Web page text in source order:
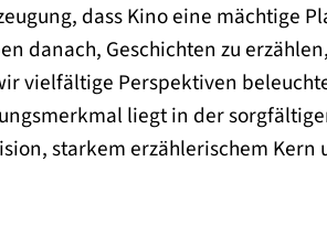
dass Kino eine mächtige
danach, Geschichten zu
vielfältige Perspektiven
liegt in der
starkem erzählerischem Kern